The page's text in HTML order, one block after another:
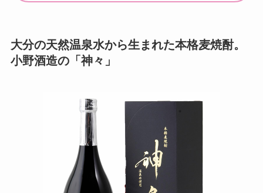
大分の天然温泉水から生まれた本格麦焼酎。
小野酒造の「神々」